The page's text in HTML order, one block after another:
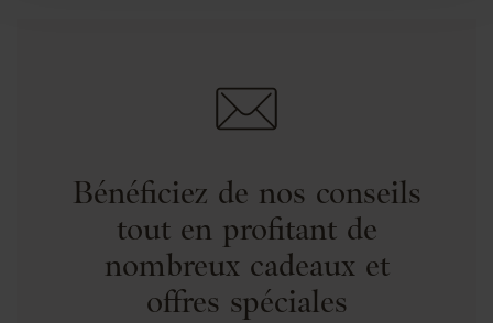
Bénéficiez de nos conseils
tout en profitant de
nombreux cadeaux et
offres spéciales